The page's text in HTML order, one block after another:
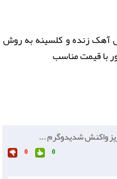
آهک زنده و کلسینه به روش
با قیمت مناسب
ریز واکنش شدیدوگرم ...
0
0